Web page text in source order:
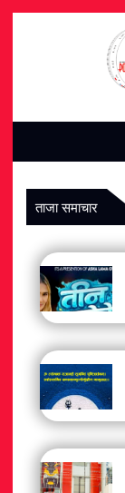
समाचार
शन्ती / सुरक्षा
विचार / विमर्श
अटोमोबाइल
आर्थिक
ताजा समाचार